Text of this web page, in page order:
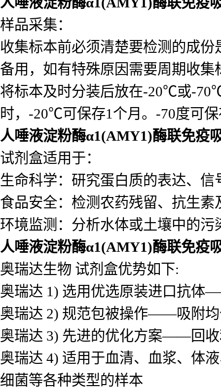
样品采集：
收集标本前必须清楚要检测的成
备用，如有特殊原因需要周期收集
将标本及时分装后放在-20℃或-
时，-20℃可保存1个月。-70度可
人唾液淀粉酶α1(AMY1)酶联免疫
试剂盒适用于：
生命科学：研究蛋白质的表达、信
食品安全：检测农药残留、抗生素
环境监测：分析水体或土壤中的
人唾液淀粉酶α1(AMY1)酶联免疫
奥瑞达生物 试剂盒优势如下:
奥瑞达 1) 选用优选原装进口抗
奥瑞达 2) 规范包被操作——吸附
奥瑞达 3) 先进的优化方案——回
奥瑞达 4) 适用于血清、血浆、体
细菌等各种类型的样本